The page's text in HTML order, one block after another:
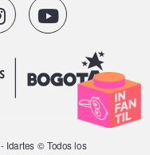
Idartes © Todos los